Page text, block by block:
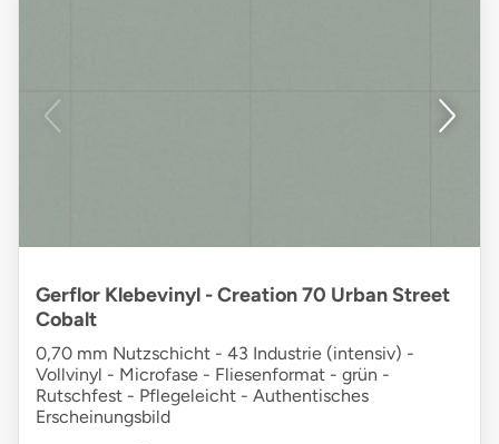
Gerflor Klebevinyl - Creation 70 Urban Street
Cobalt
0,70 mm Nutzschicht - 43 Industrie (intensiv) -
Vollvinyl - Microfase - Fliesenformat - grün -
Rutschfest - Pflegeleicht - Authentisches
Erscheinungsbild